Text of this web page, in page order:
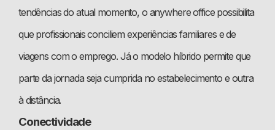
tendências do atual momento, o anywhere office possibilita
que profissionais conciliem experiências familiares e de
viagens com o emprego. Já o modelo híbrido permite que
parte da jornada seja cumprida no estabelecimento e outra
à distância.
Conectividade